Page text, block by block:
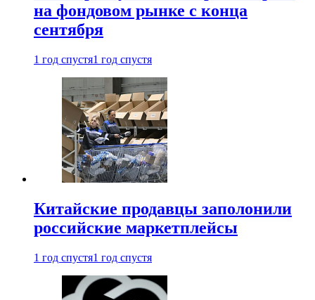
на фондовом рынке с конца
сентября
1 год спустя1 год спустя
Китайские продавцы заполонили
российские маркетплейсы
1 год спустя1 год спустя